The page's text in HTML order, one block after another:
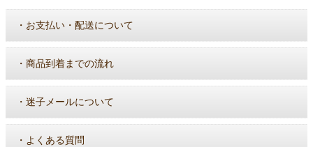
・ お支払い・配送について
・ 商品到着までの流れ
・ 迷子メールについて
・ よくある質問